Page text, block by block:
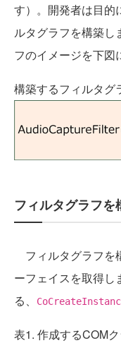
す）。開発者は目的
ルタグラフを構築し
フのイメージを下図
構築するフィルタグ
フィルタグラフ
フィルタグラフを
ーフェイスを取得し
る、
表1. 作成するCOM